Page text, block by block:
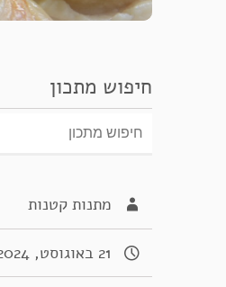
חיפוש מתכון
מתנות קטנות
21 באוגוסט, 2024